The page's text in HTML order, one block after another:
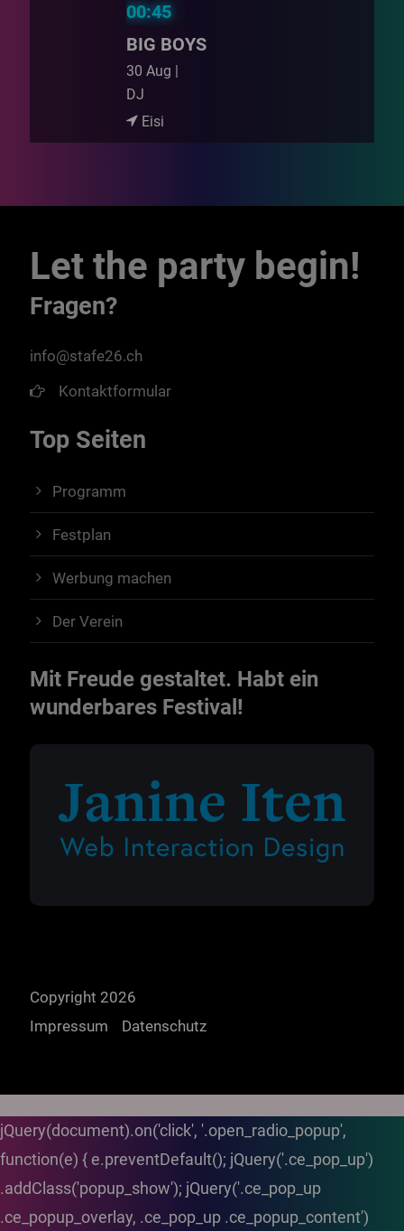
00:45
BIG BOYS
30 Aug |
DJ
Eisi
Let the party begin!
Fragen?
info@stafe26.ch
Kontaktformular
Top Seiten
Programm
Festplan
Werbung machen
Der Verein
Mit Freude gestaltet. Habt ein
wunderbares Festival!
Copyright 2026
Impressum
Datenschutz
jQuery(document).on('click', '.open_radio_popup',
function(e) { e.preventDefault(); jQuery('.ce_pop_up')
.addClass('popup_show'); jQuery('.ce_pop_up
.ce_popup_overlay, .ce_pop_up .ce_popup_content')